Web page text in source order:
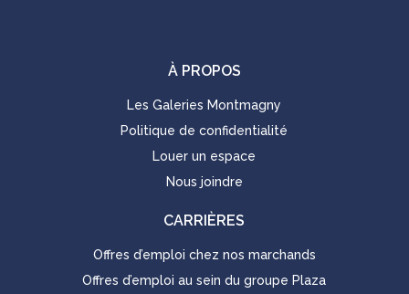
À PROPOS
Les Galeries Montmagny
Politique de confidentialité
Louer un espace
Nous joindre
CARRIÈRES
Offres d’emploi chez nos marchands
Offres d’emploi au sein du groupe Plaza